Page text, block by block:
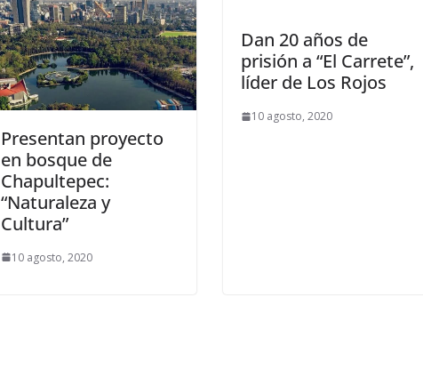
Presentan proyecto
en bosque de
Chapultepec:
“Naturaleza y
Cultura”
10 agosto, 2020
Dan 20 años de
prisión a “El Carrete”,
líder de Los Rojos
10 agosto, 2020